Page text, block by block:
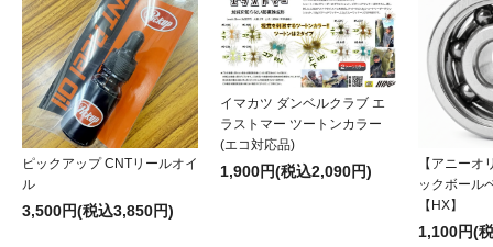
ピックアップ CNTリールオイ
ル
3,500円(税込3,850円)
イマカツ ダンベルクラブ エ
ラストマー ツートンカラー
(エコ対応品)
1,900円(税込2,090円)
【アニーオ
ックボール
【HX】
1,100円(